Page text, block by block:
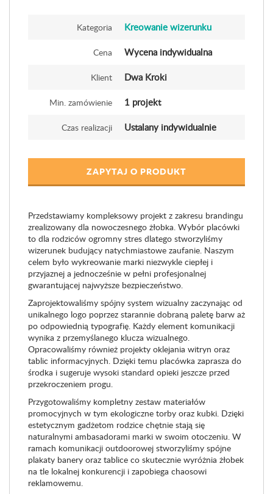
Kategoria Kreowanie wizerunku
Cena Wycena indywidualna
Klient Dwa Kroki
Min. zamówienie 1 projekt
Czas realizacji Ustalany indywidualnie
ZAPYTAJ O PRODUKT
Przedstawiamy kompleksowy projekt z zakresu brandingu
zrealizowany dla nowoczesnego żłobka. Wybór placówki
to dla rodziców ogromny stres dlatego stworzyliśmy
wizerunek budujący natychmiastowe zaufanie. Naszym
celem było wykreowanie marki niezwykle ciepłej i
przyjaznej a jednocześnie w pełni profesjonalnej
gwarantującej najwyższe bezpieczeństwo.
Zaprojektowaliśmy spójny system wizualny zaczynając od
unikalnego logo poprzez starannie dobraną paletę barw aż
po odpowiednią typografię. Każdy element komunikacji
wynika z przemyślanego klucza wizualnego.
Opracowaliśmy również projekty oklejania witryn oraz
tablic informacyjnych. Dzięki temu placówka zaprasza do
środka i sugeruje wysoki standard opieki jeszcze przed
przekroczeniem progu.
Przygotowaliśmy kompletny zestaw materiałów
promocyjnych w tym ekologiczne torby oraz kubki. Dzięki
estetycznym gadżetom rodzice chętnie stają się
naturalnymi ambasadorami marki w swoim otoczeniu. W
ramach komunikacji outdoorowej stworzyliśmy spójne
plakaty banery oraz tablice co skutecznie wyróżnia żłobek
na tle lokalnej konkurencji i zapobiega chaosowi
reklamowemu.